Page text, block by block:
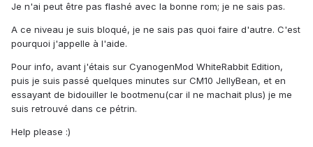
Je n'ai peut être pas flashé avec la bonne rom; je ne sais pas.
A ce niveau je suis bloqué, je ne sais pas quoi faire d'autre. C'est
pourquoi j'appelle à l'aide.
Pour info, avant j'étais sur CyanogenMod WhiteRabbit Edition,
puis je suis passé quelques minutes sur CM10 JellyBean, et en
essayant de bidouiller le bootmenu(car il ne machait plus) je me
suis retrouvé dans ce pétrin.
Help please :)